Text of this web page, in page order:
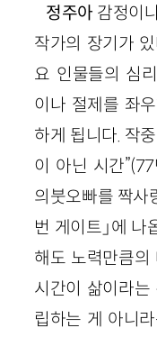
정주아 감정이
작가의 장기가
요 인물들의 심
이나 절제를 좌
하게 됩니다. 작
이 아닌 시간”(77
의붓오빠를 짝사
번 게이트」에
해도 노력만큼의
시간이 삶이라는
립하는 게 아니